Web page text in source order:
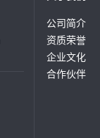
公司简介
资质荣誉
企业文化
合作伙伴